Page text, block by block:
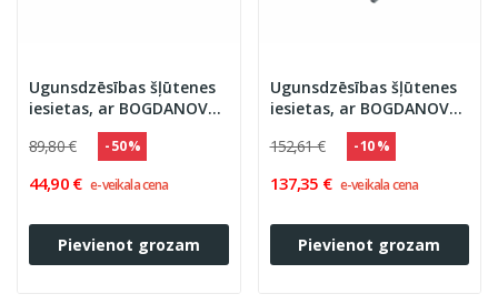
Ugunsdzēsības šļūtenes
iesietas, ar BOGDANOV
savienojumiem, sarkanā
krāsā
89,80 € - 50 %
44,90 € e-veikala cena
Pievienot grozam
Ugunsdzēsības šļūtenes
iesietas, ar BOGDANOV
savienojumiem, sarkanā
krāsā, BODline
152,61 € - 10 %
137,35 € e-veikala cena
Pievienot grozam